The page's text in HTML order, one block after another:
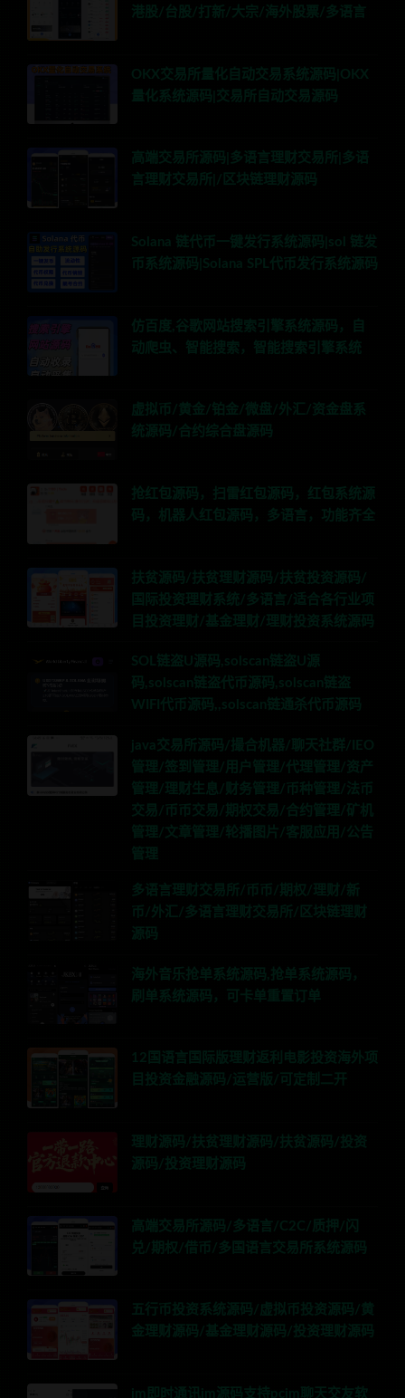
港股/台股/打新/大宗/海外股票/多语言
OKX交易所量化自动交易系统源码|OKX
量化系统源码|交易所自动交易源码
高端交易所源码|多语言理财交易所|多语
言理财交易所|/区块链理财源码
Solana 链代币一键发行系统源码|sol 链发
币系统源码|Solana SPL代币发行系统源码
仿百度,谷歌网站搜索引擎系统源码，自
动爬虫、智能搜索，智能搜索引擎系统
虚拟币/黄金/铂金/微盘/外汇/资金盘系
统源码/合约综合盘源码
抢红包源码，扫雷红包源码，红包系统源
码，机器人红包源码，多语言，功能齐全
扶贫源码/扶贫理财源码/扶贫投资源码/
国际投资理财系统/多语言/适合各行业项
目投资理财/基金理财/理财投资系统源码
SOL链盗U源码,solscan链盗U源
码,solscan链盗代币源码,solscan链盗
WIFI代币源码,,solscan链通杀代币源码
java交易所源码/撮合机器/聊天社群/IEO
管理/签到管理/用户管理/代理管理/资产
管理/理财生息/财务管理/币种管理/法币
交易/币币交易/期权交易/合约管理/矿机
管理/文章管理/轮播图片/客服应用/公告
管理
多语言理财交易所/币币/期权/理财/新
币/外汇/多语言理财交易所/区块链理财
源码
海外音乐抢单系统源码,抢单系统源码，
刷单系统源码，可卡单重置订单
12国语言国际版理财返利电影投资海外项
目投资金融源码/运营版/可定制二开
理财源码/扶贫理财源码/扶贫源码/投资
源码/投资理财源码
高端交易所源码/多语言/C2C/质押/闪
兑/期权/借币/多国语言交易所系统源码
五行币投资系统源码/虚拟币投资源码/黄
金理财源码/基金理财源码/投资理财源码
im即时通讯im源码支持pcim聊天交友软